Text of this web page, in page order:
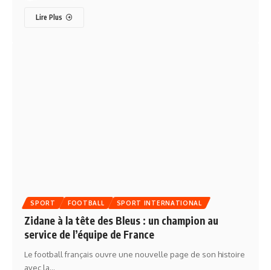
Lire Plus
SPORT FOOTBALL SPORT INTERNATIONAL
Zidane à la tête des Bleus : un champion au
service de l’équipe de France
Le football français ouvre une nouvelle page de son histoire
avec la…